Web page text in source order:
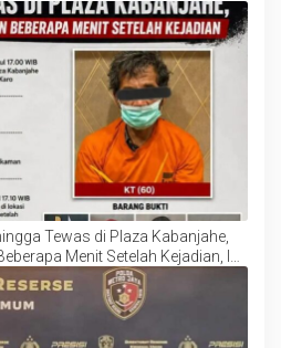
Tewas di Plaza Kabanjahe,
Menit Setelah Kejadian, Ini